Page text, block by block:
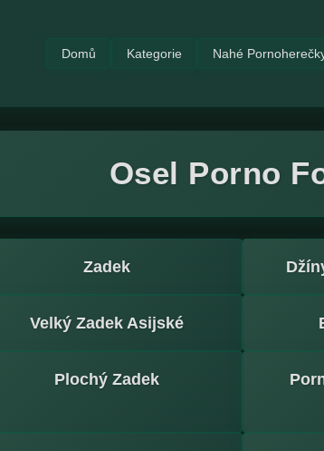
Domů Kategorie Nahé
Osel Porno
Zadek
Velký Zadek Asijské
Plochý Zadek